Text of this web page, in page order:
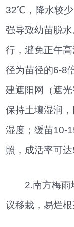
32℃，降水较少
强导致幼苗脱
行，避免正午
径为苗径的6-8
建遮阳网（遮
保持土壤湿润
湿度；缓苗10-
照，成活率可达
2.南方梅雨地
议移栽，易烂